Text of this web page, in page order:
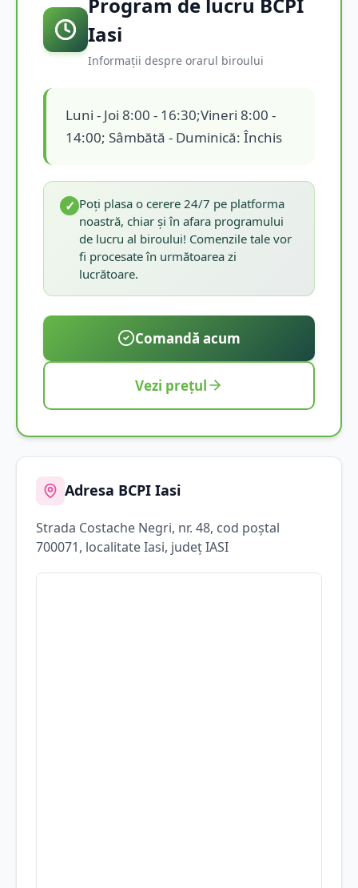
Iasi
Informații despre orarul biroului
Luni - Joi 8:00 - 16:30;Vineri 8:00 -
14:00; Sâmbătă - Duminică: Închis
✓ Poți plasa o cerere 24/7 pe platforma
noastră, chiar și în afara programului
de lucru al biroului! Comenzile tale vor
fi procesate în următoarea zi
lucrătoare.
Comandă acum
Vezi prețul
Adresa BCPI Iasi
Strada Costache Negri, nr. 48, cod poștal
700071, localitateIasi, județIASI